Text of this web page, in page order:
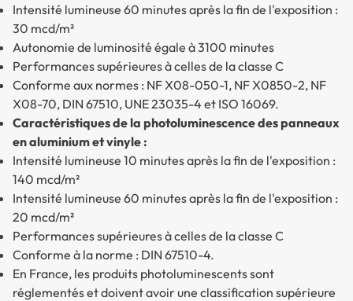
Intensité lumineuse 60 minutes après la fin de l'exposition :
30 mcd/m²
Autonomie de luminosité égale à 3100 minutes
Performances supérieures à celles de la classe C
Conforme aux normes : NF X08-050-1, NF X0850-2, NF
X08-70, DIN 67510, UNE 23035-4 et ISO 16069.
Caractéristiques de la photoluminescence des panneaux
en aluminium et vinyle :
Intensité lumineuse 10 minutes après la fin de l'exposition :
140 mcd/m²
Intensité lumineuse 60 minutes après la fin de l'exposition :
20 mcd/m²
Performances supérieures à celles de la classe C
Conforme à la norme : DIN 67510-4.
En France, les produits photoluminescents sont
réglementés et doivent avoir une classification supérieure